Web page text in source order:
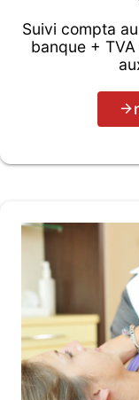
Suivi compta
banque +